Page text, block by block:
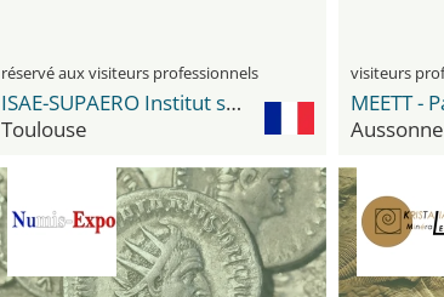
réservé aux visiteurs professionnels
ISAE-SUPAERO Institut supérieur de l'aéronautique et de l'espace
Toulouse
Aussonne